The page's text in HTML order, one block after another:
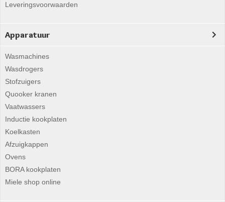
Leveringsvoorwaarden
Apparatuur
Wasmachines
Wasdrogers
Stofzuigers
Quooker kranen
Vaatwassers
Inductie kookplaten
Koelkasten
Afzuigkappen
Ovens
BORA kookplaten
Miele shop online